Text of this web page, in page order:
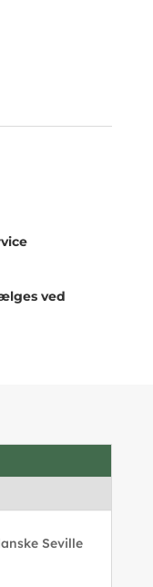
ved
Seville